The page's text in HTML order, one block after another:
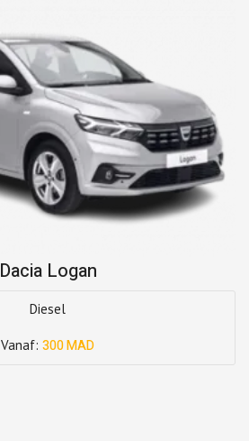
Dacia Logan
Diesel
Vanaf: 300 MAD